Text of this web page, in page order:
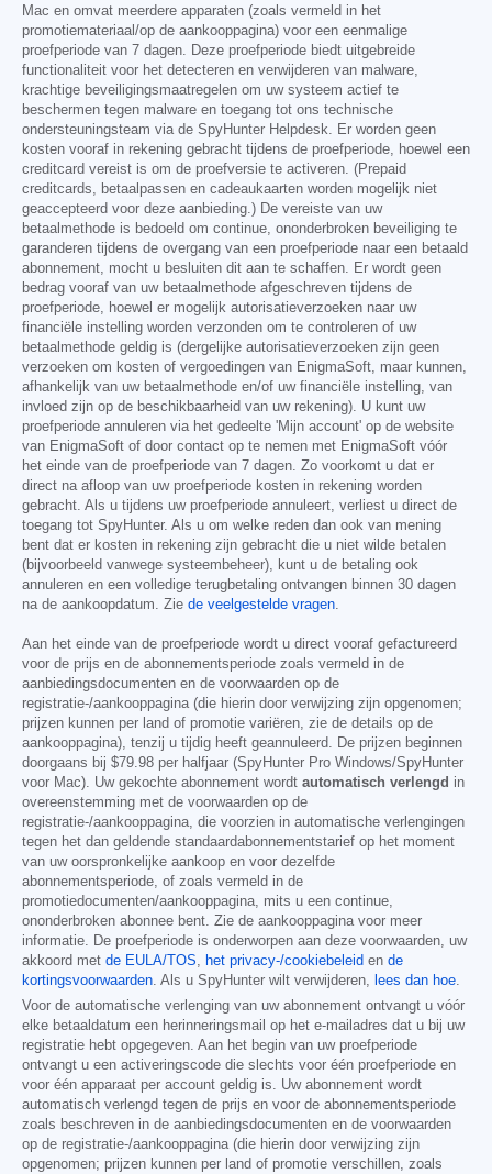
Mac en omvat meerdere apparaten (zoals vermeld in het
promotiemateriaal/op de aankooppagina) voor een eenmalige
proefperiode van 7 dagen. Deze proefperiode biedt uitgebreide
functionaliteit voor het detecteren en verwijderen van malware,
krachtige beveiligingsmaatregelen om uw systeem actief te
beschermen tegen malware en toegang tot ons technische
ondersteuningsteam via de SpyHunter Helpdesk. Er worden geen
kosten vooraf in rekening gebracht tijdens de proefperiode, hoewel een
creditcard vereist is om de proefversie te activeren. (Prepaid
creditcards, betaalpassen en cadeaukaarten worden mogelijk niet
geaccepteerd voor deze aanbieding.) De vereiste van uw
betaalmethode is bedoeld om continue, ononderbroken beveiliging te
garanderen tijdens de overgang van een proefperiode naar een betaald
abonnement, mocht u besluiten dit aan te schaffen. Er wordt geen
bedrag vooraf van uw betaalmethode afgeschreven tijdens de
proefperiode, hoewel er mogelijk autorisatieverzoeken naar uw
financiële instelling worden verzonden om te controleren of uw
betaalmethode geldig is (dergelijke autorisatieverzoeken zijn geen
verzoeken om kosten of vergoedingen van EnigmaSoft, maar kunnen,
afhankelijk van uw betaalmethode en/of uw financiële instelling, van
invloed zijn op de beschikbaarheid van uw rekening). U kunt uw
proefperiode annuleren via het gedeelte 'Mijn account' op de website
van EnigmaSoft of door contact op te nemen met EnigmaSoft vóór
het einde van de proefperiode van 7 dagen. Zo voorkomt u dat er
direct na afloop van uw proefperiode kosten in rekening worden
gebracht. Als u tijdens uw proefperiode annuleert, verliest u direct de
toegang tot SpyHunter. Als u om welke reden dan ook van mening
bent dat er kosten in rekening zijn gebracht die u niet wilde betalen
(bijvoorbeeld vanwege systeembeheer), kunt u de betaling ook
annuleren en een volledige terugbetaling ontvangen binnen 30 dagen
na de aankoopdatum. Zie de veelgestelde vragen
Aan het einde van de proefperiode wordt u direct vooraf gefactureerd
voor de prijs en de abonnementsperiode zoals vermeld in de
aanbiedingsdocumenten en de voorwaarden op de
registratie-/aankooppagina (die hierin door verwijzing zijn opgenomen;
prijzen kunnen per land of promotie variëren, zie de details op de
aankooppagina), tenzij u tijdig heeft geannuleerd. De prijzen beginnen
doorgaans bij $79.98 per halfjaar (SpyHunter Pro Windows/SpyHunter
voor Mac). Uw gekochte abonnement wordt automatisch verlengd in
overeenstemming met de voorwaarden op de
registratie-/aankooppagina, die voorzien in automatische verlengingen
tegen het dan geldende standaardabonnementstarief op het moment
van uw oorspronkelijke aankoop en voor dezelfde
abonnementsperiode, of zoals vermeld in de
promotiedocumenten/aankooppagina, mits u een continue,
ononderbroken abonnee bent. Zie de aankooppagina voor meer
informatie. De proefperiode is onderworpen aan deze voorwaarden, uw
akkoord met de EULA/TOS het privacy-/cookiebeleid en de
kortingsvoorwaarden . Als u SpyHunter wilt verwijderen, lees dan hoe
Voor de automatische verlenging van uw abonnement ontvangt u vóór
elke betaaldatum een herinneringsmail op het e-mailadres dat u bij uw
registratie hebt opgegeven. Aan het begin van uw proefperiode
ontvangt u een activeringscode die slechts voor één proefperiode en
voor één apparaat per account geldig is. Uw abonnement wordt
automatisch verlengd tegen de prijs en voor de abonnementsperiode
zoals beschreven in de aanbiedingsdocumenten en de voorwaarden
op de registratie-/aankooppagina (die hierin door verwijzing zijn
opgenomen; prijzen kunnen per land of promotie verschillen, zoals